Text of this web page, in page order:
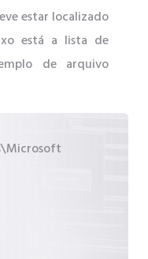
estar localizado
está a lista de
de arquivo